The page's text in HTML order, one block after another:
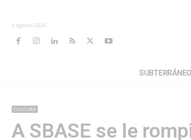
6 agosto 2026
CULTURA
A SBASE se le